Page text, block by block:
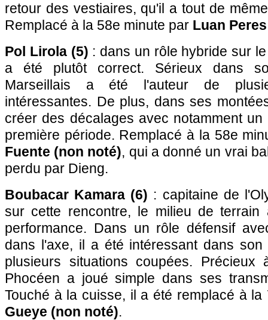
retour des vestiaires, qu'il a tout de
Remplacé à la 58e minute par Luan
Pol Lirola (5) : dans un rôle hybride sur
a été plutôt correct. Sérieux dans
Marseillais a été l'auteur de
intéressantes. De plus, dans ses
créer des décalages avec notamment
première période. Remplacé à la 58e
Fuente (non noté), qui a donné un vrai
perdu par Dieng.
Boubacar Kamara (6) : capitaine de
sur cette rencontre, le milieu de terrain
performance. Dans un rôle défensif
dans l'axe, il a été intéressant dans son
plusieurs situations coupées. Précieux
Phocéen a joué simple dans ses
Touché à la cuisse, il a été remplacé à
Gueye (non noté).